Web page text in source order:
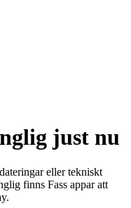
just nu
eller tekniskt
finns Fass appar att